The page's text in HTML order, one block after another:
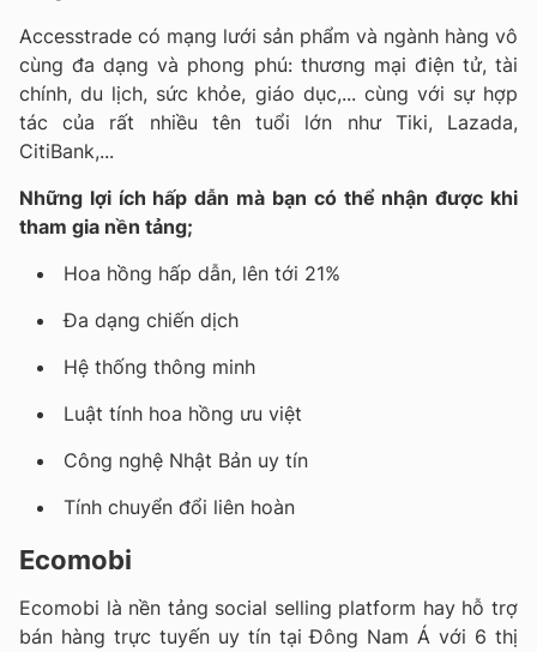
Accesstrade có mạng lưới sản phẩm và ngành hàng vô
cùng đa dạng và phong phú: thương mại điện tử, tài
chính, du lịch, sức khỏe, giáo dục,... cùng với sự hợp
tác của rất nhiều tên tuổi lớn như Tiki, Lazada,
CitiBank,...
Những lợi ích hấp dẫn mà bạn có thể nhận được khi
tham gia nền tảng;
Hoa hồng hấp dẫn, lên tới 21%
Đa dạng chiến dịch
Hệ thống thông minh
Luật tính hoa hồng ưu việt
Công nghệ Nhật Bản uy tín
Tính chuyển đổi liên hoàn
Ecomobi
Ecomobi là nền tảng social selling platform hay hỗ trợ
bán hàng trực tuyến uy tín tại Đông Nam Á với 6 thị